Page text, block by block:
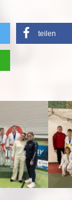
teilen